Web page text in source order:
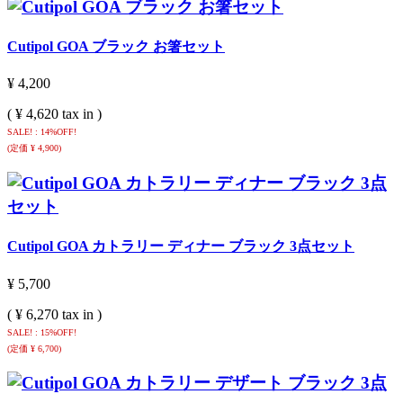
Cutipol GOA ブラック お箸セット
¥ 4,200
( ¥ 4,620 tax in )
SALE! : 14%OFF!
(定価 ¥ 4,900)
Cutipol GOA カトラリー ディナー ブラック 3点セット
¥ 5,700
( ¥ 6,270 tax in )
SALE! : 15%OFF!
(定価 ¥ 6,700)